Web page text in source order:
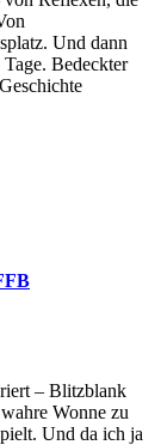
Und dann
Bedeckter
– Blitzblank
Wonne zu
Und da ich ja